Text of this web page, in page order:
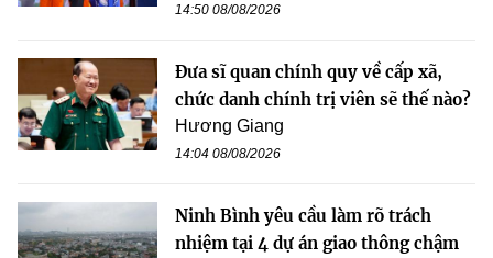
14:50 08/08/2026
Đưa sĩ quan chính quy về cấp xã,
chức danh chính trị viên sẽ thế nào?
Hương Giang
14:04 08/08/2026
Ninh Bình yêu cầu làm rõ trách
nhiệm tại 4 dự án giao thông chậm